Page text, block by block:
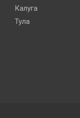
Калуга
Тула